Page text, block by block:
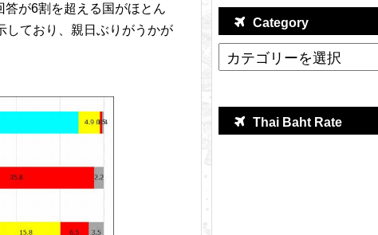
が6割を超える国がほとん
しており、親日ぶりがうかが
Category
Thai Baht Rate